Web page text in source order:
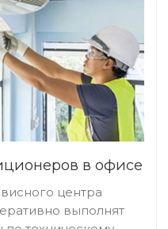
за год: перед началом
Частота
от эксплуатационных
в офисе
центра
выполнят